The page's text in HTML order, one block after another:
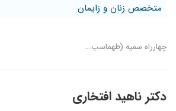
متخصص زنان و زایمان
چهارراه سمیه (طهماسب...
دکتر ناهید افتخاری